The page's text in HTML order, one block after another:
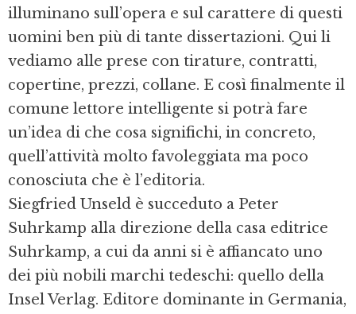
illuminano sull’opera e sul carattere di questi
uomini ben più di tante dissertazioni. Qui li
vediamo alle prese con tirature, contratti,
copertine, prezzi, collane. E così finalmente il
comune lettore intelligente si potrà fare
un’idea di che cosa significhi, in concreto,
quell’attività molto favoleggiata ma poco
conosciuta che è l’editoria.
Siegfried Unseld è succeduto a Peter
Suhrkamp alla direzione della casa editrice
Suhrkamp, a cui da anni si è affiancato uno
dei più nobili marchi tedeschi: quello della
Insel Verlag. Editore dominante in Germania,